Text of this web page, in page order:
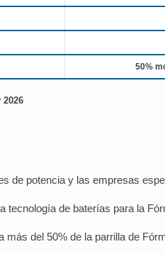
50%
2026
de potencia y las empresas
tecnología de baterías para la
del 50% de la parrilla de